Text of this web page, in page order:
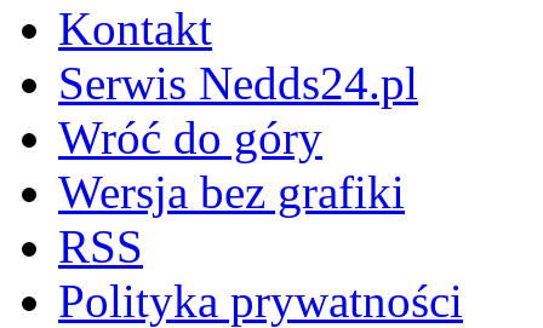
Kontakt
Serwis Nedds24.pl
Wróć do góry
Wersja bez grafiki
RSS
Polityka prywatności